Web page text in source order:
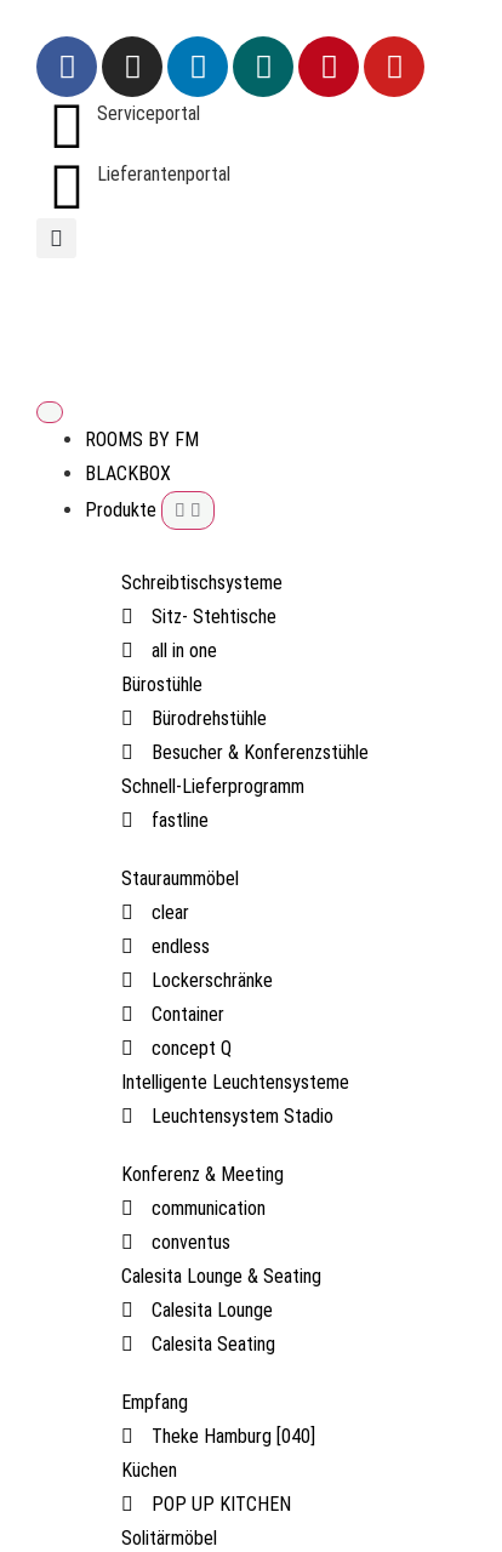
Serviceportal
Lieferantenportal
ROOMS BY FM
BLACKBOX
Produkte
Schreibtischsysteme
Sitz- Stehtische
all in one
Bürostühle
Bürodrehstühle
Besucher & Konferenzstühle
Schnell-Lieferprogramm
fastline
Stauraummöbel
clear
endless
Lockerschränke
Container
concept Q
Intelligente Leuchtensysteme
Leuchtensystem Stadio
Konferenz & Meeting
communication
conventus
Calesita Lounge & Seating
Calesita Lounge
Calesita Seating
Empfang
Theke Hamburg [040]
Küchen
POP UP KITCHEN
Solitärmöbel